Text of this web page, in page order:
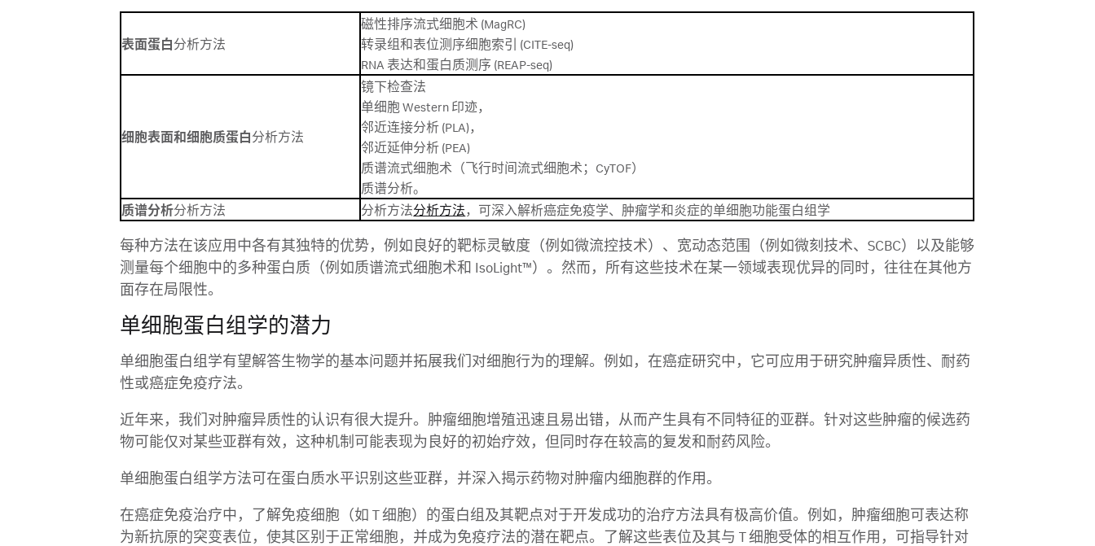
表面蛋白 分析方法
磁性排序流式细胞术 (MagRC)
转录组和表位测序细胞索引 (CITE-seq)
RNA 表达和蛋白质测序 (REAP-seq)
细胞表面和细胞质蛋白 分析方法
镜下检查法
单细胞 Western 印迹，
邻近连接分析 (PLA)，
邻近延伸分析 (PEA)
质谱流式细胞术（飞行时间流式细胞术；CyTOF）
质谱分析。
质谱分析分析方法 分析方法分析方法 ，可深入解析癌症免疫学、肿瘤学和炎症的单细胞功能蛋白组学
每种方法在该应用中各有其独特的优势，例如良好的靶标灵敏度（例如微流控技术）、宽动态范围（例如微刻技术、SCBC）以及能够
测量每个细胞中的多种蛋白质（例如质谱流式细胞术和 IsoLight™）。然而，所有这些技术在某一领域表现优异的同时，往往在其他方
面存在局限性。
单细胞蛋白组学的潜力
单细胞蛋白组学有望解答生物学的基本问题并拓展我们对细胞行为的理解。例如，在癌症研究中，它可应用于研究肿瘤异质性、耐药
性或癌症免疫疗法。
近年来，我们对肿瘤异质性的认识有很大提升。肿瘤细胞增殖迅速且易出错，从而产生具有不同特征的亚群。针对这些肿瘤的候选药
物可能仅对某些亚群有效，这种机制可能表现为良好的初始疗效，但同时存在较高的复发和耐药风险。
单细胞蛋白组学方法可在蛋白质水平识别这些亚群，并深入揭示药物对肿瘤内细胞群的作用。
在癌症免疫治疗中，了解免疫细胞（如 T 细胞）的蛋白组及其靶点对于开发成功的治疗方法具有极高价值。例如，肿瘤细胞可表达称
为新抗原的突变表位，使其区别于正常细胞，并成为免疫疗法的潜在靶点。了解这些表位及其与 T 细胞受体的相互作用，可指导针对